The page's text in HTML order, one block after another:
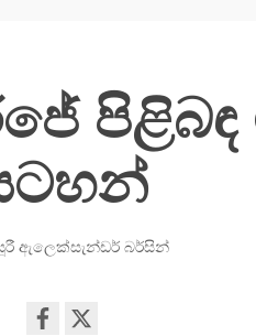
ඇලෙක්සැන්ඩර් බර්සින්